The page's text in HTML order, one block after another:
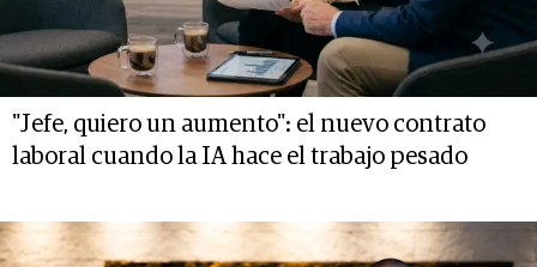
"Jefe, quiero un aumento": el nuevo contrato
laboral cuando la IA hace el trabajo pesado